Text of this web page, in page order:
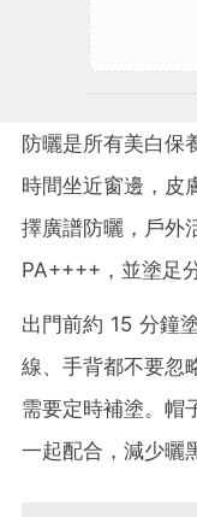
防曬是所有美白保
時間坐近窗邊，皮
擇廣譜防曬，戶外
PA++++，並塗足
出門前約 15 分鐘
線、手背都不要忽
需要定時補塗。帽
一起配合，減少曬